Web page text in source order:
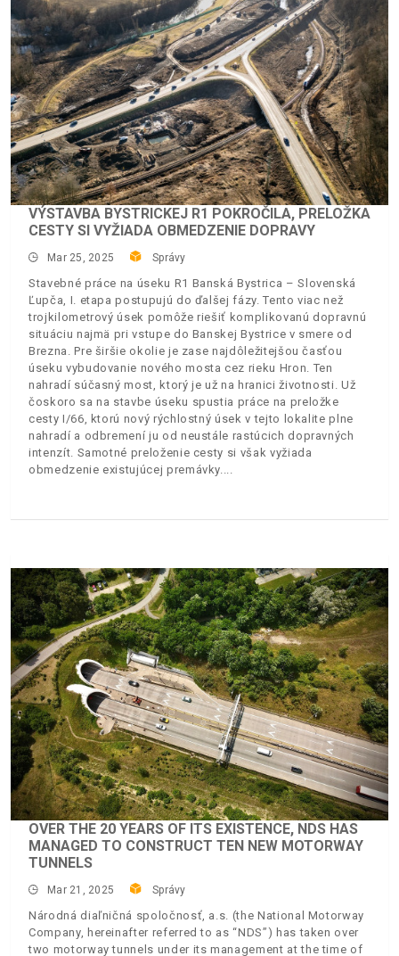
VÝSTAVBA BYSTRICKEJ R1 POKROČILA, PRELOŽKA
CESTY SI VYŽIADA OBMEDZENIE DOPRAVY
Mar 25, 2025 Správy
Stavebné práce na úseku R1 Banská Bystrica – Slovenská
Ľupča, I. etapa postupujú do ďalšej fázy. Tento viac než
trojkilometrový úsek pomôže riešiť komplikovanú dopravnú
situáciu najmä pri vstupe do Banskej Bystrice v smere od
Brezna. Pre širšie okolie je zase najdôležitejšou časťou
úseku vybudovanie nového mosta cez rieku Hron. Ten
nahradí súčasný most, ktorý je už na hranici životnosti. Už
čoskoro sa na stavbe úseku spustia práce na preložke
cesty I/66, ktorú nový rýchlostný úsek v tejto lokalite plne
nahradí a odbremení ju od neustále rastúcich dopravných
intenzít. Samotné preloženie cesty si však vyžiada
obmedzenie existujúcej premávky.
OVER THE 20 YEARS OF ITS EXISTENCE, NDS HAS
MANAGED TO CONSTRUCT TEN NEW MOTORWAY
TUNNELS
Mar 21, 2025 Správy
Národná diaľničná spoločnosť, a.s. (the National Motorway
Company, hereinafter referred to as “NDS”) has taken over
two motorway tunnels under its management at the time of